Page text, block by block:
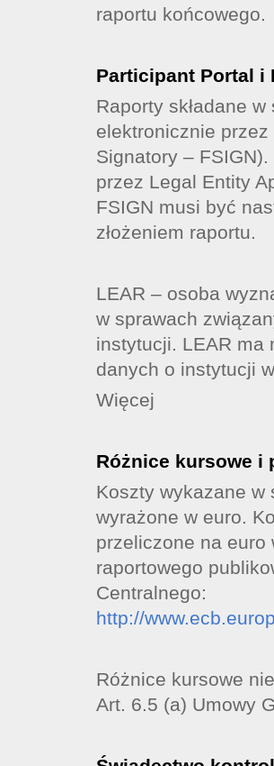
raportu końcowego.
Participant Portal i
Raporty składane
elektronicznie
Signatory –
przez Legal Entity
FSIGN musi być
złożeniem raportu.
LEAR – osoba
w sprawach
instytucji. LEAR ma
danych o instytucji
Więcej
Różnice kursowe i
Koszty wykazane w
wyrażone w euro.
przeliczone na euro
raportowego
Centralnego:
http://
Różnice kursowe
Art. 6.5 (a) Umowy